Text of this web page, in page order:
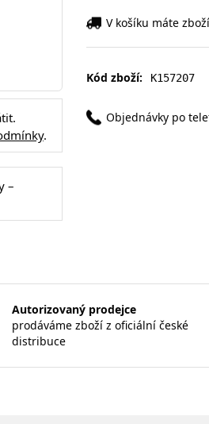
.
–
V košíku máte
Kód zboží: K157207
Objednávky po
Autorizovaný prodejce
prodáváme zboží z oficiální české
distribuce